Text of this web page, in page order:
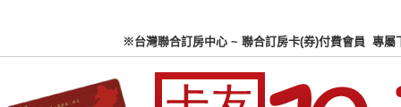
※台灣聯合訂房中心 ~ 聯合